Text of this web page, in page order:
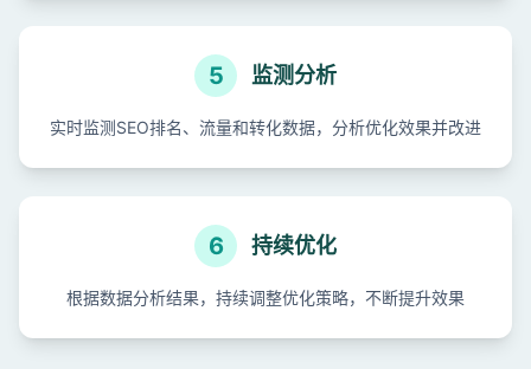
5 监测分析
实时监测SEO排名、流量和转化数据，分析优化效果并改进
6 持续优化
根据数据分析结果，持续调整优化策略，不断提升效果